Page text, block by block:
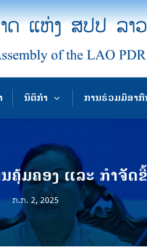
ນິຕິກຳ ການຮ່ວມມືສາກົ
ຄຸ້ມຄອງ ແລະ ກໍາຈັ
ກ.ກ. 2, 2025